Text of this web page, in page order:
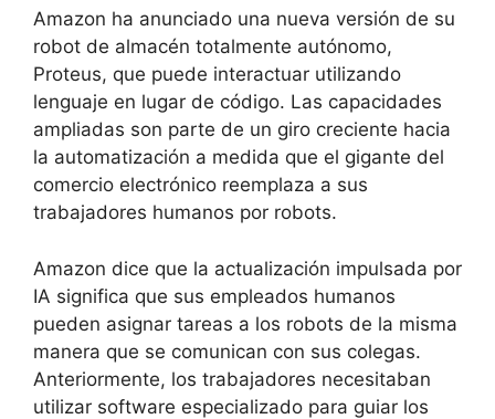
Amazon ha anunciado una nueva versión de su
robot de almacén totalmente autónomo,
Proteus, que puede interactuar utilizando
lenguaje en lugar de código. Las capacidades
ampliadas son parte de un giro creciente hacia
la automatización a medida que el gigante del
comercio electrónico reemplaza a sus
trabajadores humanos por robots.
Amazon dice que la actualización impulsada por
IA significa que sus empleados humanos
pueden asignar tareas a los robots de la misma
manera que se comunican con sus colegas.
Anteriormente, los trabajadores necesitaban
utilizar software especializado para guiar los